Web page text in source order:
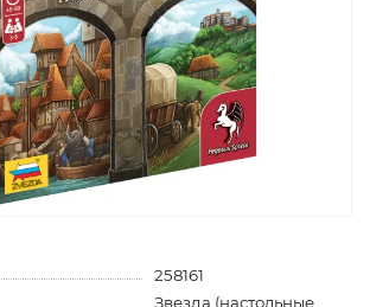
258161
Звезда (настольные